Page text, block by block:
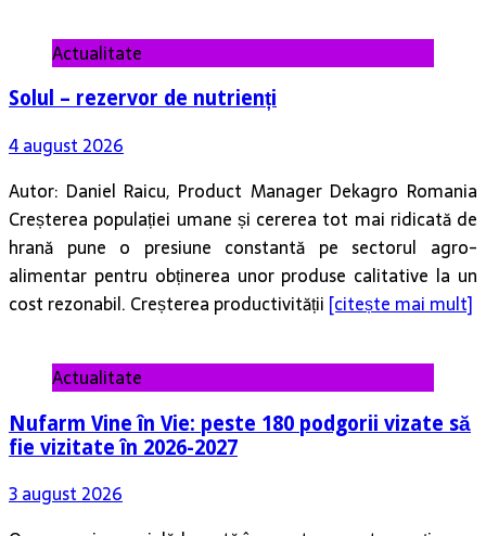
Actualitate
Solul – rezervor de nutrienți
4 august 2026
Autor: Daniel Raicu, Product Manager Dekagro Romania
Creșterea populației umane și cererea tot mai ridicată de
hrană pune o presiune constantă pe sectorul agro-
alimentar pentru obținerea unor produse calitative la un
cost rezonabil. Creșterea productivității [citește mai mult]
Actualitate
Nufarm Vine în Vie: peste 180 podgorii vizate să
fie vizitate în 2026-2027
3 august 2026